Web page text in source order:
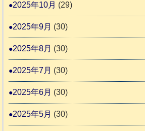
2025年10月 (29)
2025年9月 (30)
2025年8月 (30)
2025年7月 (30)
2025年6月 (30)
2025年5月 (30)